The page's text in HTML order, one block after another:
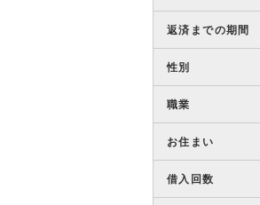
返済までの期間
性別
職業
お住まい
借入回数